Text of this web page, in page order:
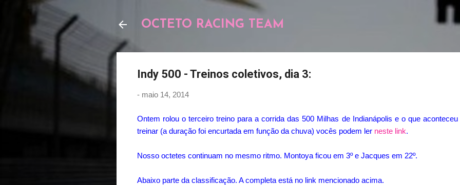
OCTETO RACING TEAM
Indy 500 - Treinos coletivos, dia 3:
- maio 14, 2014
Ontem rolou o terceiro treino para a corrida das 500 Milhas de Indianápolis e o que
treinar (a duração foi encurtada em função da chuva) vocês podem ler neste link.
Nosso octetes continuam no mesmo ritmo. Montoya ficou em 3º e Jacques em 22º.
Abaixo parte da classificação. A completa está no link mencionado acima.